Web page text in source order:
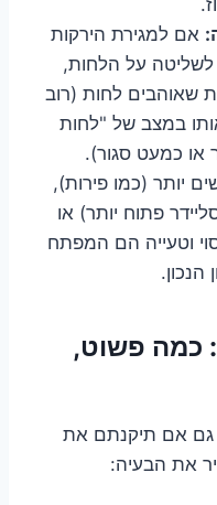
אם למגירת הירקות
לשליטה על הלחות,
שאוהבים לחות (רוב
במצב של "לחות
או כמעט סגור).
יותר (כמו פירות),
פתוח יותר) או
וטעייה הם המפתח
כמה פשוט,
גם אם תיקנתם את
את הבעיה: